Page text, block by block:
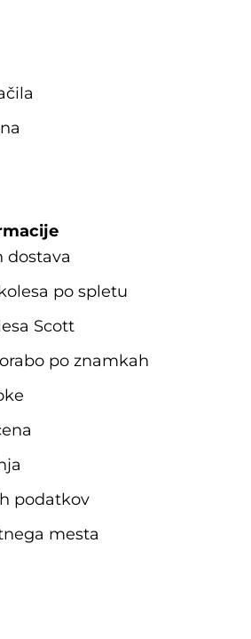
dostava
po spletu
Scott
po znamkah
podatkov
mesta